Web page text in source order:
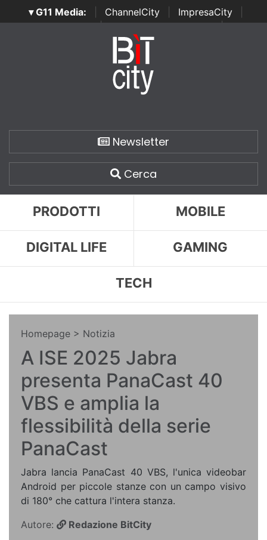
▾ G11 Media: ChannelCity ImpresaCity
SecurityOpenLab | Italian Channel Awards | Italian
Italian Security Awards
Newsletter
Cerca
PRODOTTI MOBILE
DIGITAL LIFE GAMING
TECH
Homepage > Notizia
A ISE 2025 Jabra
presenta PanaCast 40
VBS e amplia la
flessibilità della serie
PanaCast
Jabra lancia PanaCast 40 VBS, l'unica videobar
Android per piccole stanze con un campo visivo
di 180° che cattura l'intera stanza.
Autore:
Redazione BitCity